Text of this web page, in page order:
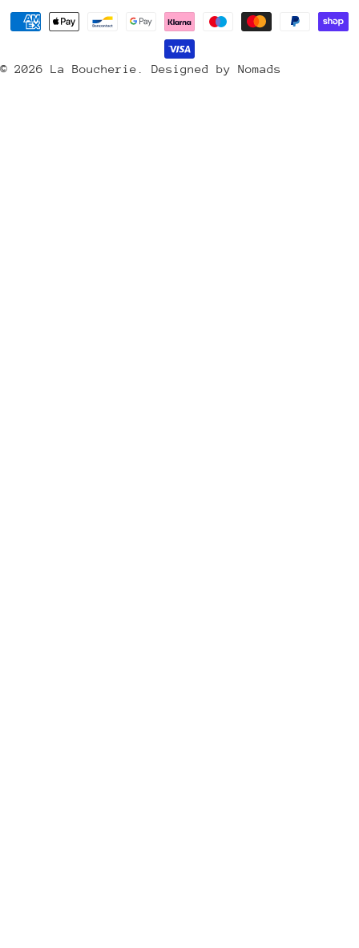
/
© 2026 La Boucherie Designed by Nomads
Méthodes
payement